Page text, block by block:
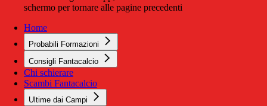
schermo per tornare alle pagine precedenti
Home
Probabili Formazioni
Consigli Fantacalcio
Chi schierare
Scambi Fantacalcio
Ultime dai Campi